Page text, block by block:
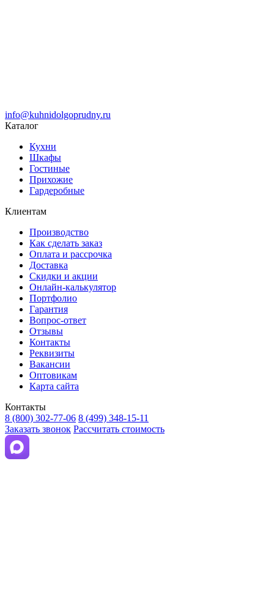
info@kuhnidolgoprudny.ru
Каталог
Кухни
Шкафы
Гостиные
Прихожие
Гардеробные
Клиентам
Производство
Как сделать заказ
Оплата и рассрочка
Доставка
Скидки и акции
Онлайн-калькулятор
Портфолио
Гарантия
Вопрос-ответ
Отзывы
Контакты
Реквизиты
Вакансии
Оптовикам
Карта сайта
Контакты
8 (800) 302-77-06 8 (499) 348-15-11
Заказать звонок Рассчитать стоимость